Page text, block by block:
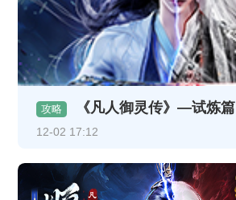
攻略 《凡人御灵传》—试炼篇
12-02 17:12